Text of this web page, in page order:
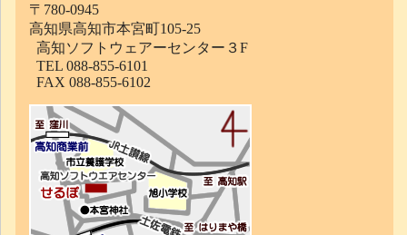
〒780-0945
高知県高知市本宮町105-25
高知ソフトウェアーセンター３F
TEL 088-855-6101
FAX 088-855-6102